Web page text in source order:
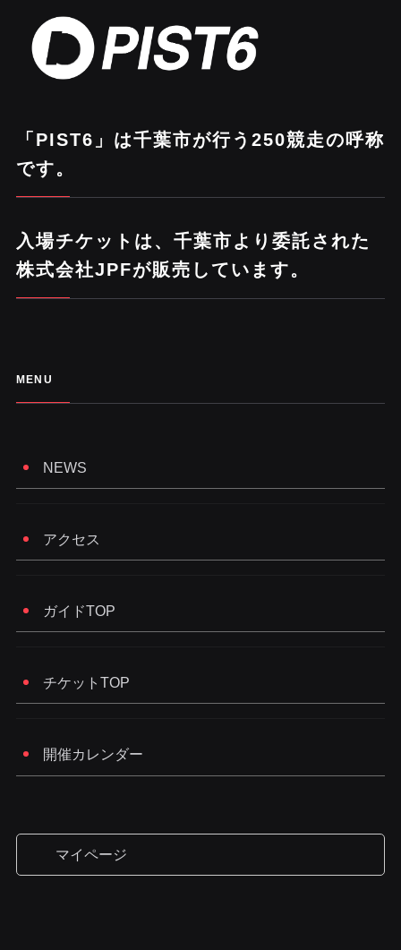
「PIST6」は千葉市が行う250競走の呼称
です。
入場チケットは、千葉市より委託された
株式会社JPFが販売しています。
MENU
NEWS
アクセス
ガイドTOP
チケットTOP
開催カレンダー
マイページ